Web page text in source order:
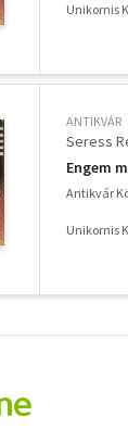
Unikornis
ANTIKVÁR
Seress
Engem
Antikvár
Unikornis